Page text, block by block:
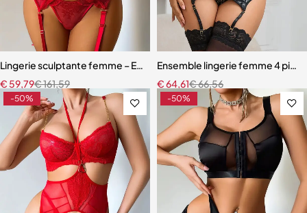
Lingerie sculptante femme – Ensemble en dentelle raffinée avec
€161,59
€ 59,79
Ensemble lingerie femme 4
€66,56
€64,61
-50% -50%